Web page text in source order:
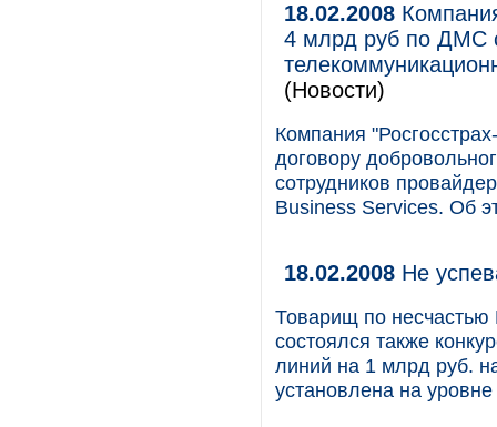
18.02.2008
4 млрд руб по ДМС
(Новости)
Компания
договору
сотрудников
Business Services. Об
18.02.2008 Не
Товарищ по несчастью
состоялся также
линий на 1 млрд руб.
установлена на